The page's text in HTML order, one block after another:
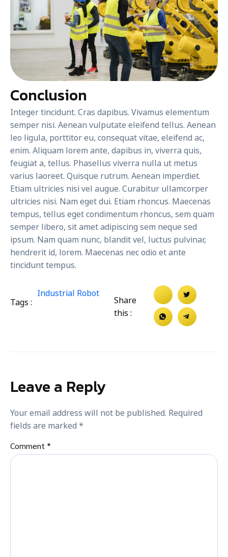
Conclusion
Integer tincidunt. Cras dapibus. Vivamus elementum
semper nisi. Aenean vulputate eleifend tellus. Aenean
leo ligula, porttitor eu, consequat vitae, eleifend ac,
enim. Aliquam lorem ante, dapibus in, viverra quis,
feugiat a, tellus. Phasellus viverra nulla ut metus
varius laoreet. Quisque rutrum. Aenean imperdiet.
Etiam ultricies nisi vel augue. Curabitur ullamcorper
ultricies nisi. Nam eget dui. Etiam rhoncus. Maecenas
tempus, tellus eget condimentum rhoncus, sem quam
semper libero, sit amet adipiscing sem neque sed
ipsum. Nam quam nunc, blandit vel, luctus pulvinar,
hendrerit id, lorem. Maecenas nec odio et ante
tincidunt tempus.
Tags :
Industrial Robot
Share
this :
Leave a Reply
Your email address will not be published. Required
fields are marked*
Comment *